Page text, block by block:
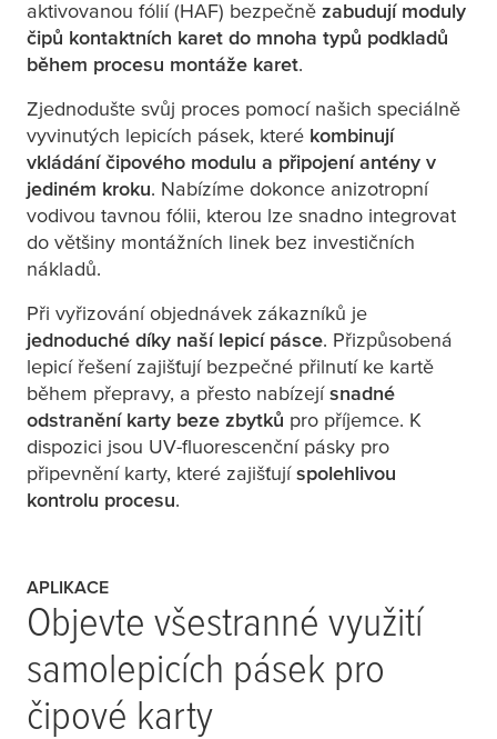
aktivovanou fólií (HAF) bezpečně zabudují moduly
čipů kontaktních karet do mnoha typů podkladů
během procesu montáže karet.
Zjednodušte svůj proces pomocí našich speciálně
vyvinutých lepicích pásek, které kombinují
vkládání čipového modulu a připojení antény v
jediném kroku. Nabízíme dokonce anizotropní
vodivou tavnou fólii, kterou lze snadno integrovat
do většiny montážních linek bez investičních
nákladů.
Při vyřizování objednávek zákazníků je
jednoduché díky naší lepicí pásce. Přizpůsobená
lepicí řešení zajišťují bezpečné přilnutí ke kartě
během přepravy, a přesto nabízejísnadné
odstranění karty beze zbytků pro příjemce. K
dispozici jsou UV-fluorescenční pásky pro
připevnění karty, které zajišťujíspolehlivou
kontrolu procesu.
APLIKACE
Objevte všestranné využití
samolepicích pásek pro
čipové karty